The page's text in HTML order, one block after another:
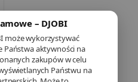
– DJOBI
może wykorzystywać
Państwa aktywności na
zakupów w celu
Państwu na